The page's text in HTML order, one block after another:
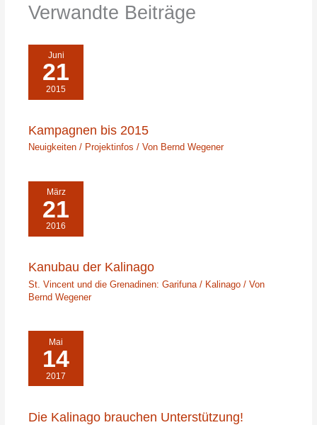
Verwandte Beiträge
Juni
21
2015
Kampagnen bis 2015
Neuigkeiten / Projektinfos / Von Bernd Wegener
März
21
2016
Kanubau der Kalinago
St. Vincent und die Grenadinen: Garifuna / Kalinago / Von
Bernd Wegener
Mai
14
2017
Die Kalinago brauchen Unterstützung!